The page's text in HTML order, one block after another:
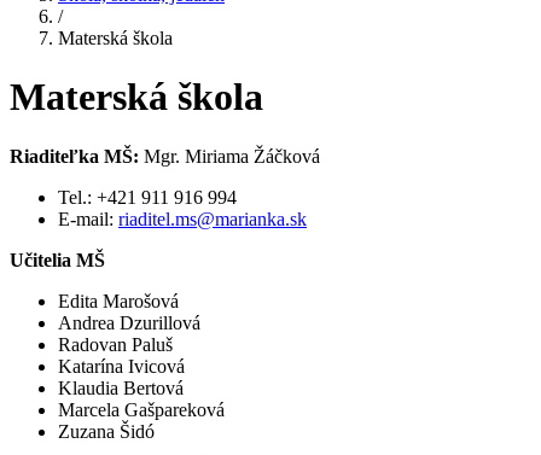
/
Materská škola
Materská škola
Riaditeľka MŠ: Mgr. Miriama Žáčková
Tel.: +421 911 916 994
E-mail: riaditel.ms@marianka.sk
Učitelia MŠ
Edita Marošová
Andrea Dzurillová
Radovan Paluš
Katarína Ivicová
Klaudia Bertová
Marcela Gašpareková
Zuzana Šidó